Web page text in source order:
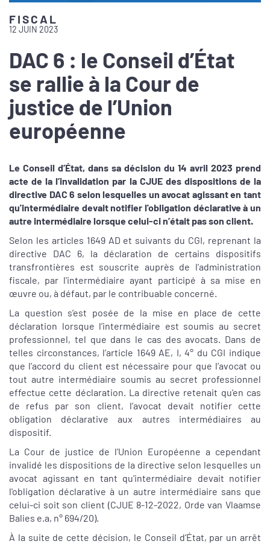
FISCAL
12 JUIN 2023
DAC 6 : le Conseil d’État
se rallie à la Cour de
justice de l’Union
européenne
Le Conseil d’État, dans sa décision du 14 avril 2023 prend
acte de la l’invalidation par la CJUE des dispositions de la
directive DAC 6 selon lesquelles un avocat agissant en tant
qu'intermédiaire devait notifier l'obligation déclarative à un
autre intermédiaire lorsque celui-ci n’était pas son client.
Selon les articles 1649 AD et suivants du CGI, reprenant la
directive DAC 6, la déclaration de certains dispositifs
transfrontières est souscrite auprès de l'administration
fiscale, par l'intermédiaire ayant participé à sa mise en
œuvre ou, à défaut, par le contribuable concerné.
La question s’est posée de la mise en place de cette
déclaration lorsque l’intermédiaire est soumis au secret
professionnel, tel que dans le cas des avocats. Dans de
telles circonstances, l’article 1649 AE, I, 4° du CGI indique
que l’accord du client est nécessaire pour que l’avocat ou
tout autre intermédiaire soumis au secret professionnel
effectue cette déclaration. La directive retenait qu’en cas
de refus par son client, l’avocat devait notifier cette
obligation déclarative aux autres intermédiaires au
dispositif.
La Cour de justice de l’Union Européenne a cependant
invalidé les dispositions de la directive selon lesquelles un
avocat agissant en tant qu'intermédiaire devait notifier
l'obligation déclarative à un autre intermédiaire sans que
celui-ci soit son client (CJUE 8-12-2022, Orde van Vlaamse
Balies e.a, n° 694/20).
À la suite de cette décision, le Conseil d’État, par un arrêt